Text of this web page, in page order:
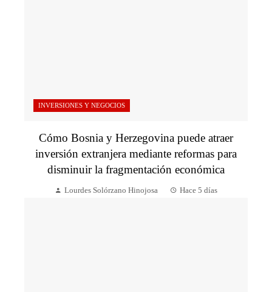
INVERSIONES Y NEGOCIOS
Cómo Bosnia y Herzegovina puede atraer
inversión extranjera mediante reformas para
disminuir la fragmentación económica
Lourdes Solórzano Hinojosa Hace 5 días